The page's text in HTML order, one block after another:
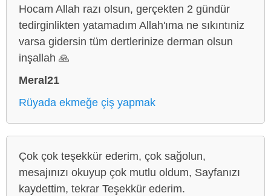
Hocam Allah razı olsun, gerçekten 2 gündür
tedirginlikten yatamadım Allah'ıma ne sıkıntıniz
varsa gidersin tüm dertlerinize derman olsun
inşallah 🙏
Meral21
Rüyada ekmeğe çiş yapmak
Çok çok teşekkür ederim, çok sağolun,
mesajınızı okuyup çok mutlu oldum, Sayfanızı
kaydettim, tekrar Teşekkür ederim.